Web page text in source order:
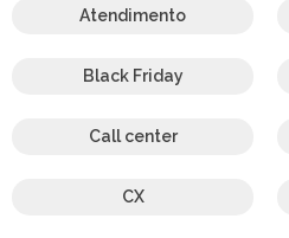
Atendimento
Black Friday
Call center
CX